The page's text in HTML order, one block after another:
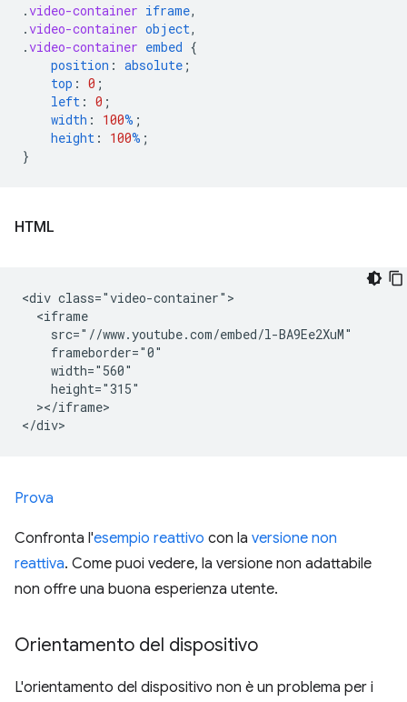
.video-container iframe,
.video-container object,
.video-container embed {
position : absolute ;
top : 0 ;
left : 0 ;
width : 100% ;
height : 100% ;
}
HTML
<div class="video-container">
  <iframe
    src="//www.youtube.com/embed/l-BA9Ee2XuM"
    frameborder="0"
    width="560"
    height="315"
  ></iframe>
Prova
Confronta l'esempio reattivo con la versione non
reattiva. Come puoi vedere, la versione non adattabile
non offre una buona esperienza utente.
Orientamento del dispositivo
L'orientamento del dispositivo non è un problema per i